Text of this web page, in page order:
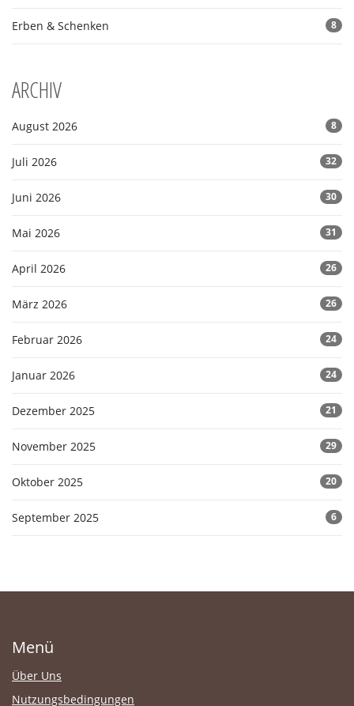
Erben & Schenken 8
ARCHIV
August 2026 8
Juli 2026 32
Juni 2026 30
Mai 2026 31
April 2026 26
März 2026 26
Februar 2026 24
Januar 2026 24
Dezember 2025 21
November 2025 29
Oktober 2025 20
September 2025 6
Menü
Über Uns
Nutzungsbedingungen